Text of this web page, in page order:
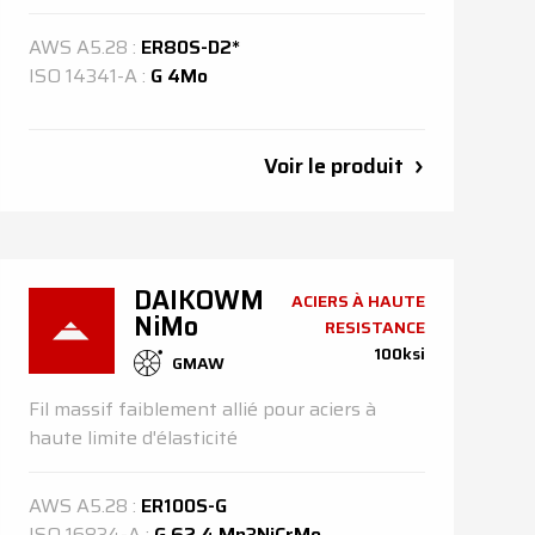
AWS A5.28 : ER80S-D2*
ISO 14341-A : G 4Mo
Voir le produit
DAIKOWM
NiMo
GMAW
ACIERS À HAUTE
RESISTANCE
100ksi
Fil massif faiblement allié pour aciers à
haute limite d'élasticité
AWS A5.28 : ER100S-G